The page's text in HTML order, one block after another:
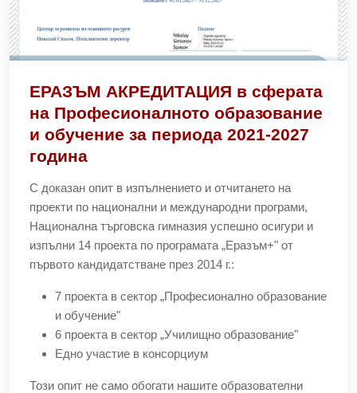
ЕРАЗЪМ АКРЕДИТАЦИЯ в сферата
на Професионалното образование
и обучение за периода 2021-2027
година
С доказан опит в изпълнението и отчитането на
проекти по национални и международни програми,
Национална търговска гимназия успешно осигури и
изпълни 14 проекта по програмата „Еразъм+" от
първото кандидатстване през 2014 г.:
7 проекта в сектор „Професионално образование
и обучение"
6 проекта в сектор „Училищно образование"
Едно участие в консорциум
Този опит не само обогати нашите образователни